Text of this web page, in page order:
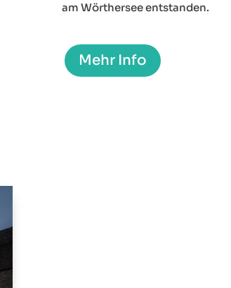
am Wörthersee entstanden.
Mehr Info